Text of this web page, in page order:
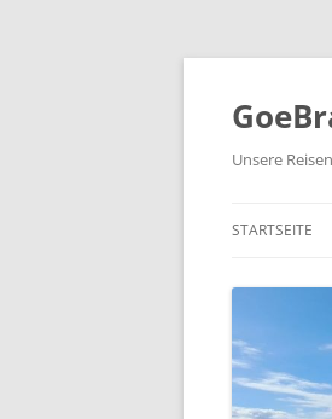
Zum
Unsere
STARTSEITE